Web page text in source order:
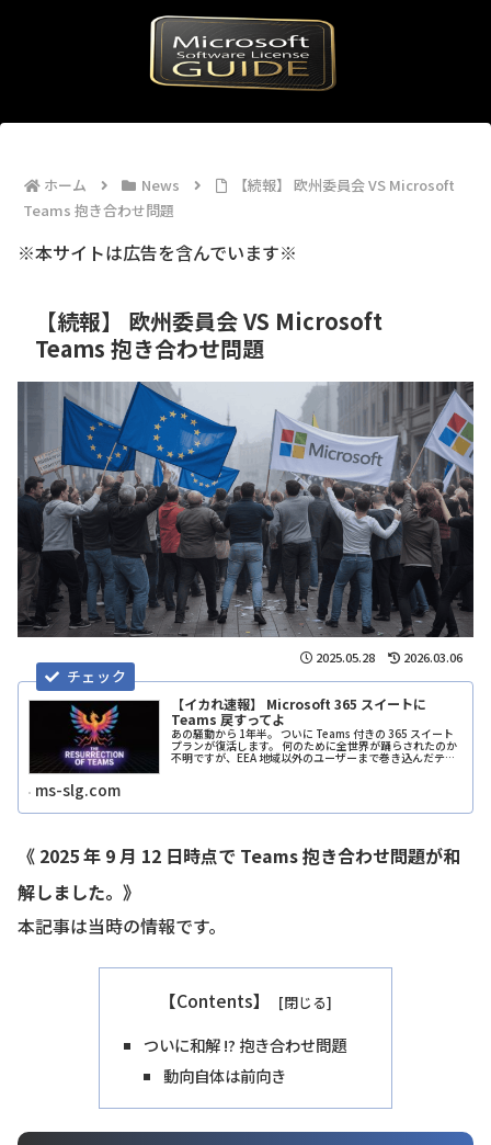
ホーム News
【続報】 欧州委員会 VS Microsoft
Teams 抱き合わせ問題
※本サイトは広告を含んでいます※
【続報】 欧州委員会 VS Microsoft
Teams 抱き合わせ問題
2025.05.28 2026.03.06
【イカれ速報】 Microsoft 365 スイートに
Teams 戻すってよ
あの騒動から 1年半。 ついに Teams 付きの 365 スイート
プランが復活します。 何のために全世界が踊らされたのか
不明ですが、EEA 地域以外のユーザーまで巻き込んだテロ
行為に匹敵する Teams 除外騒動は、欧州委員会と
ms-slg.com
《 2025 年 9 月 12 日時点で Teams 抱き合わせ問題が和
解しました。》
本記事は当時の情報です。
【Contents】
ついに和解 !? 抱き合わせ問題
動向自体は前向き